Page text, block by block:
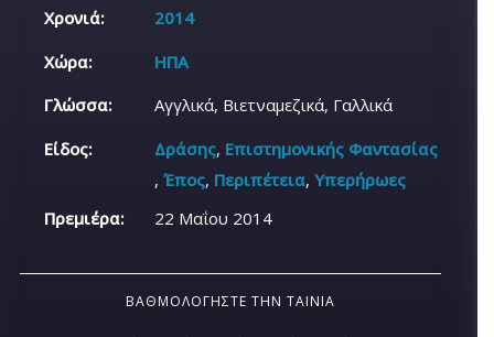
Χρονιά:
2014
Χώρα:
ΗΠΑ
Γλώσσα:
Αγγλικά, Βιετναμεζικά, Γαλλικά
Είδος:
Δράσης, Επιστημονικής Φαντασίας
,Έπος, Περιπέτεια,Υπερήρωες
Πρεμιέρα:
22 Μαΐου 2014
ΒΑΘΜΟΛΟΓΉΣΤΕ ΤΗΝ ΤΑΙΝΊΑ